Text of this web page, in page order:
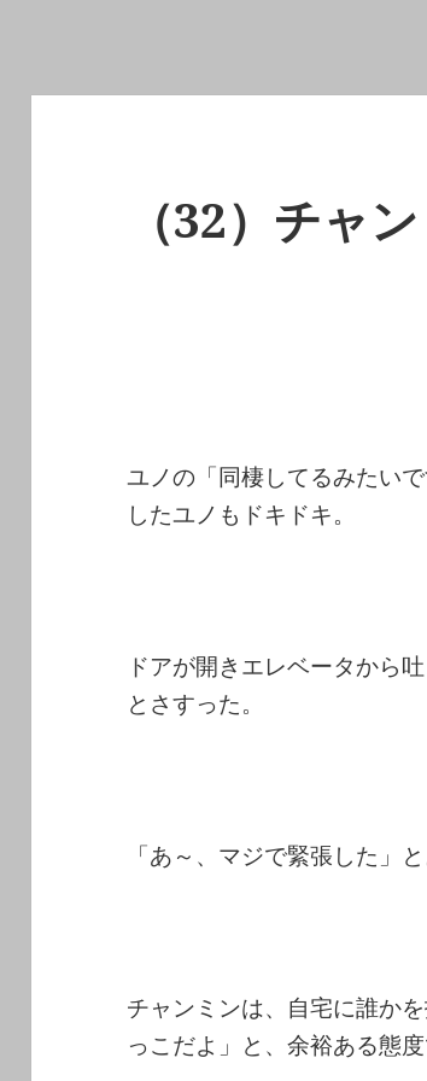
（32）チャ
ユノの「同棲してるみたい
したユノもドキドキ。
ドアが開きエレベータから
とさすった。
「あ～、マジで緊張した」と
チャンミンは、自宅に誰か
っこだよ」と、余裕ある態